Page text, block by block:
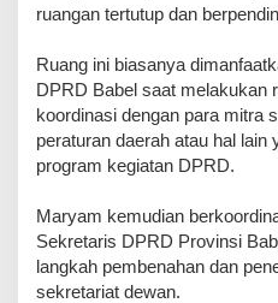
ruangan tertutup dan
‎Ruang ini biasanya
DPRD Babel saat melakukan
koordinasi dengan para mitra
peraturan daerah atau hal lain
program kegiatan DPRD.
‎Maryam kemudian
Sekretaris DPRD Provinsi
langkah pembenahan dan
sekretariat dewan.